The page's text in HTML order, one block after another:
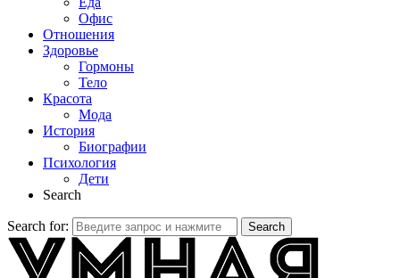
Офис
Отношения
Здоровье
Гормоны
Тело
Красота
Мода
История
Биографии
Психология
Дети
Search
Search for: Search